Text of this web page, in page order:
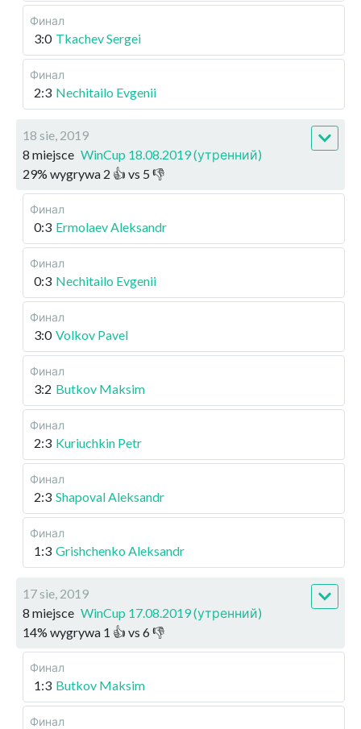
Финал
3:0 Tkachev Sergei
Финал
2:3 Nechitailo Evgenii
18 sie, 2019
8 miejsce WinCup 18.08.2019 (утренний)
29% wygrywa 2 👍 vs 5 👎
Финал
0:3 Ermolaev Aleksandr
Финал
0:3 Nechitailo Evgenii
Финал
3:0 Volkov Pavel
Финал
3:2 Butkov Maksim
Финал
2:3 Kuriuchkin Petr
Финал
2:3 Shapoval Aleksandr
Финал
1:3 Grishchenko Aleksandr
17 sie, 2019
8 miejsce WinCup 17.08.2019 (утренний)
14% wygrywa 1 👍 vs 6👎
Финал
1:3 Butkov Maksim
Финал